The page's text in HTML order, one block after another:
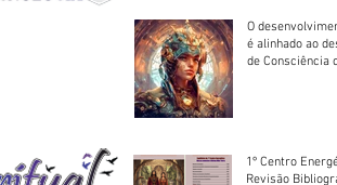
O
é alinhado ao
de Consciência
1º Centro
Revisão